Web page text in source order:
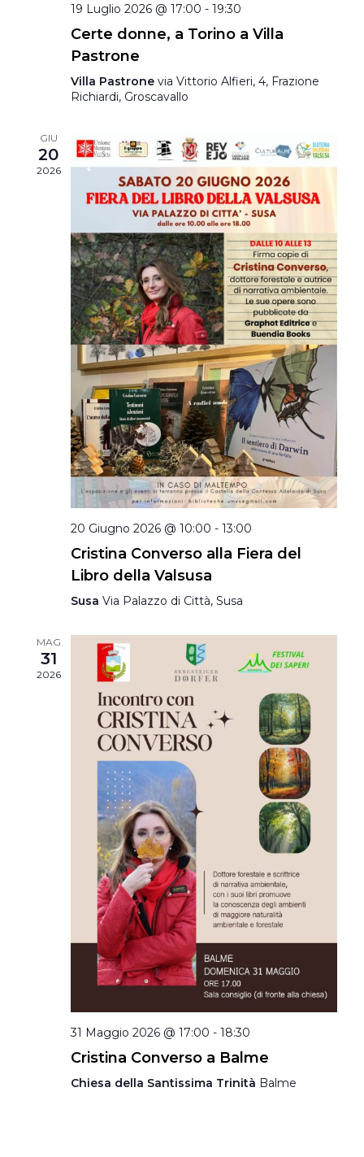
19 Luglio 2026 @ 17:00 - 19:30
Certe donne, a Torino a Villa
Pastrone
Villa Pastrone via Vittorio Alfieri, 4, Frazione
Richiardi, Groscavallo
GIU
20
2026
20 Giugno 2026 @ 10:00 - 13:00
Cristina Converso alla Fiera del
Libro della Valsusa
Susa Via Palazzo di Città, Susa
MAG
31
2026
31 Maggio 2026 @ 17:00 - 18:30
Cristina Converso a Balme
Chiesa della Santissima Trinità Balme